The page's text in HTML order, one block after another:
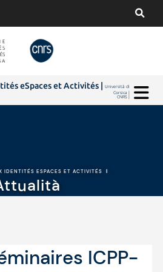
eSpaces et Activités |Università di
Corsica |
CNRS |
IDENTITÉS ESPACES ET ACTIVITÉS |
ICPP-